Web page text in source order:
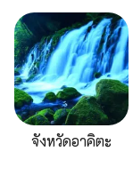
จังหวัดอาคิตะ